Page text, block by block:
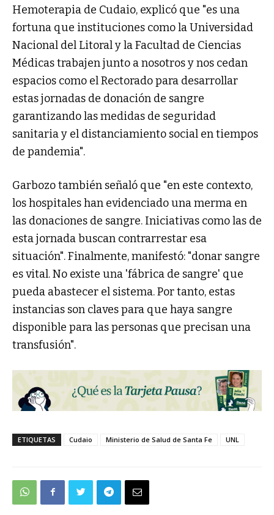
Hemoterapia de Cudaio, explicó que "es una
fortuna que instituciones como la Universidad
Nacional del Litoral y la Facultad de Ciencias
Médicas trabajen junto a nosotros y nos cedan
espacios como el Rectorado para desarrollar
estas jornadas de donación de sangre
garantizando las medidas de seguridad
sanitaria y el distanciamiento social en tiempos
de pandemia".
Garbozo también señaló que "en este contexto,
los hospitales han evidenciado una merma en
las donaciones de sangre. Iniciativas como las de
esta jornada buscan contrarrestar esa
situación". Finalmente, manifestó: "donar sangre
es vital. No existe una 'fábrica de sangre' que
pueda abastecer el sistema. Por tanto, estas
instancias son claves para que haya sangre
disponible para las personas que precisan una
transfusión".
ETIQUETAS Cudaio Ministerio de Salud de Santa Fe UNL